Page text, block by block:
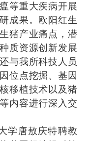
等重大疾病开展
成果。欧阳红生
猪产业痛点，潜
质资源创新发展
与我所科技人员
位点挖掘、基因
移植技术以及猪
内容进行深入交
学唐敖庆特聘教